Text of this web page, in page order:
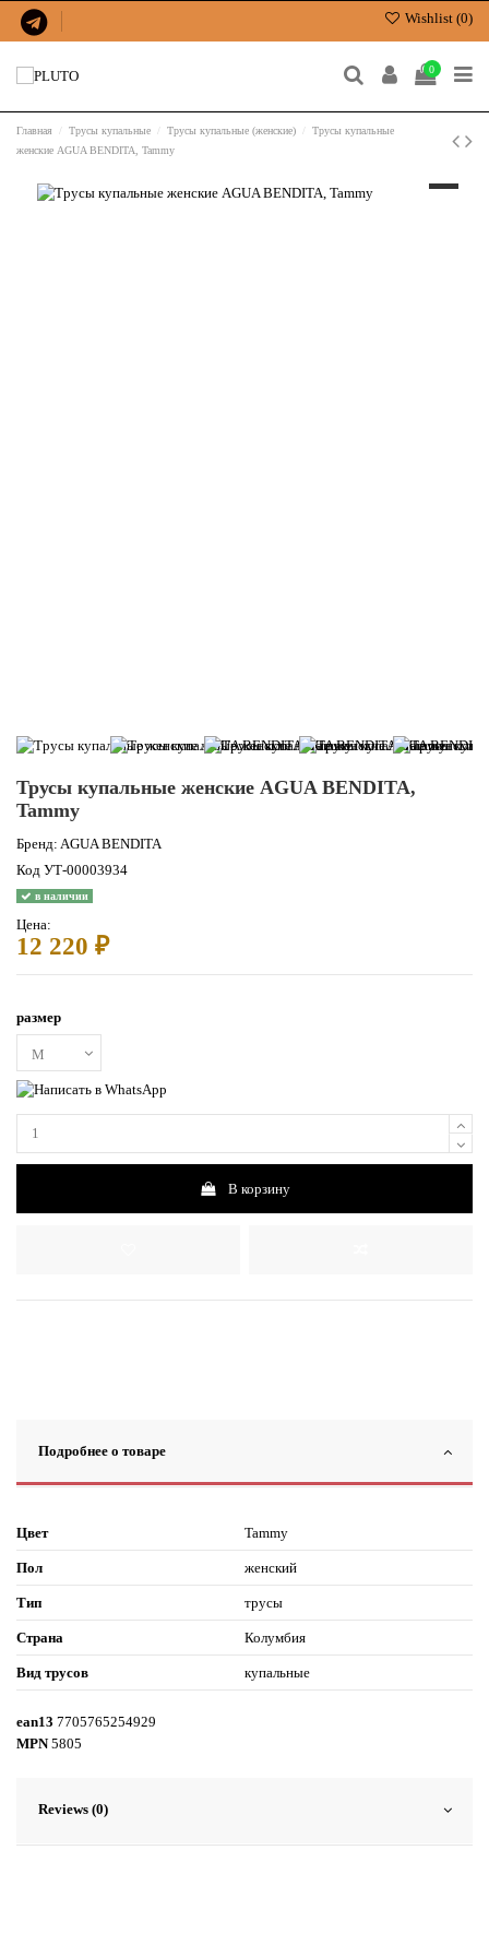
Wishlist (0)
0
Главная Трусы купальные Трусы купальные (женские)
Трусы купальные
женские AGUA BENDITA, Tammy
Трусы купальные женские AGUA BENDITA,
Tammy
Бренд: AGUA BENDITA
Код УТ-00003934
в наличии
Цена:
12 220 ₽
размер
В корзину
Подробнее о товаре
Цвет Tammy
Пол женский
Тип трусы
Страна Колумбия
Вид трусов купальные
ean13 7705765254929
MPN 5805
Reviews (0)